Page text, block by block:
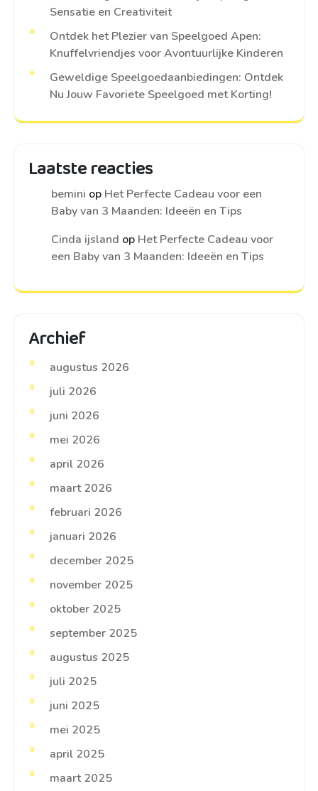
Sensatie en Creativiteit
Ontdek het Plezier van Speelgoed Apen:
Knuffelvriendjes voor Avontuurlijke Kinderen
Geweldige Speelgoedaanbiedingen: Ontdek
Nu Jouw Favoriete Speelgoed met Korting!
Laatste reacties
bemini op Het Perfecte Cadeau voor een
Baby van 3 Maanden: Ideeën en Tips
Cinda ijsland op Het Perfecte Cadeau voor
een Baby van 3 Maanden: Ideeën en Tips
Archief
augustus 2026
juli 2026
juni 2026
mei 2026
april 2026
maart 2026
februari 2026
januari 2026
december 2025
november 2025
oktober 2025
september 2025
augustus 2025
juli 2025
juni 2025
mei 2025
april 2025
maart 2025